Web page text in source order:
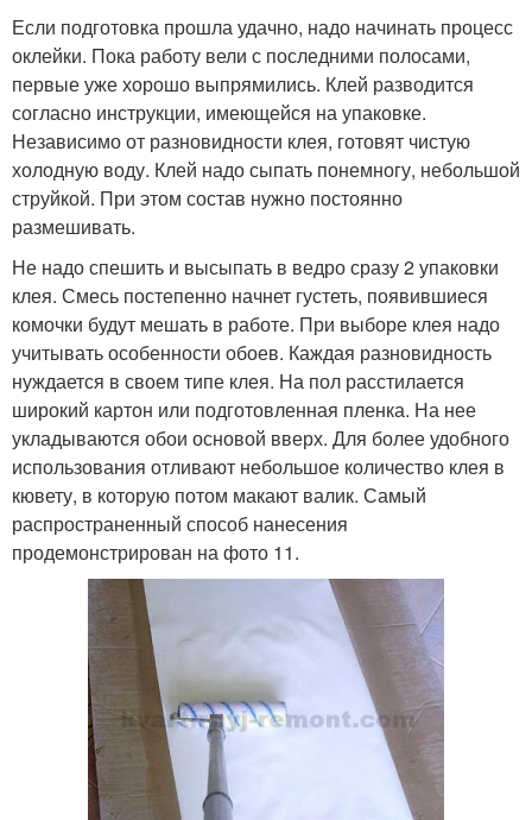
Если подготовка прошла удачно, надо начинать процесс
оклейки. Пока работу вели с последними полосами,
первые уже хорошо выпрямились. Клей разводится
согласно инструкции, имеющейся на упаковке.
Независимо от разновидности клея, готовят чистую
холодную воду. Клей надо сыпать понемногу, небольшой
струйкой. При этом состав нужно постоянно
размешивать.
Не надо спешить и высыпать в ведро сразу 2 упаковки
клея. Смесь постепенно начнет густеть, появившиеся
комочки будут мешать в работе. При выборе клея надо
учитывать особенности обоев. Каждая разновидность
нуждается в своем типе клея. На пол расстилается
широкий картон или подготовленная пленка. На нее
укладываются обои основой вверх. Для более удобного
использования отливают небольшое количество клея в
кювету, в которую потом макают валик. Самый
распространенный способ нанесения
продемонстрирован на фото 11.